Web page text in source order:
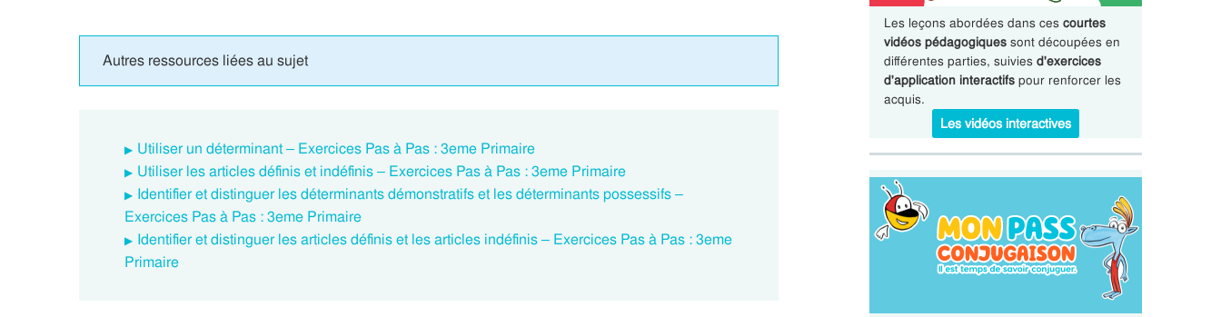
Autres ressources liées au sujet
Utiliser un déterminant – Exercices Pas à Pas : 3eme Primaire
Utiliser les articles définis et indéfinis – Exercices Pas à Pas : 3eme Primaire
Identifier et distinguer les déterminants démonstratifs et les déterminants possessifs –
Exercices Pas à Pas : 3eme Primaire
Identifier et distinguer les articles définis et les articles indéfinis – Exercices Pas à Pas : 3eme
Primaire
Les leçons abordées dans ces courtes
vidéos pédagogiquessont découpées en
différentes parties, suivies d'exercices
d'application interactifspour renforcer les
acquis.
Les vidéos interactives